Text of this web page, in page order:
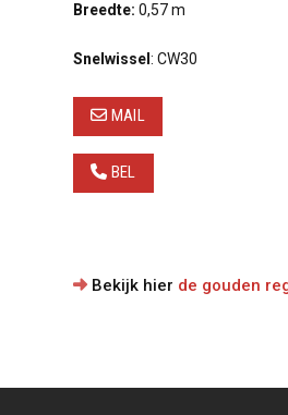
Breedte: 0,57 m
Snelwissel : CW30
MAIL
BEL
Bekijk hier de gouden